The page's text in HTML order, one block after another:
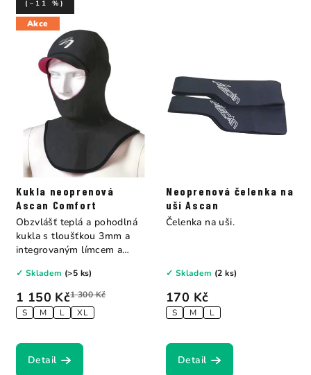
Akce
Kukla neoprenová
Ascan Comfort
1 150 Kč1 300 Kč
(–11 %)
S M L XL
✓ Skladem (>5 ks)
Detail
Obzvlášť teplá a pohodlná
kukla s tloušťkou 3mm a
integrovaným límcem a
Neoprenová čelenka na
uši Ascan
170 Kč
S M L
✓ Skladem (2 ks)
Detail
Čelenka na uši.